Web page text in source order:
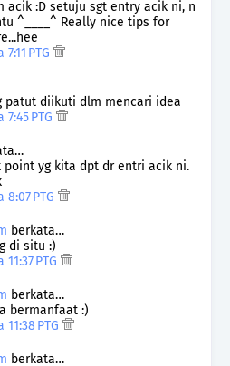
acik :D setuju sgt entry acik ni, n
^____^ Really nice tips for
PTG
patut diikuti dlm mencari idea
PTG
point yg kita dpt dr entri acik ni.
8:07 PTG
berkata…
di situ :)
PTG
berkata…
bermanfaat :)
PTG
berkata…